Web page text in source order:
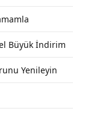
Büyük İndirim
Yenileyin